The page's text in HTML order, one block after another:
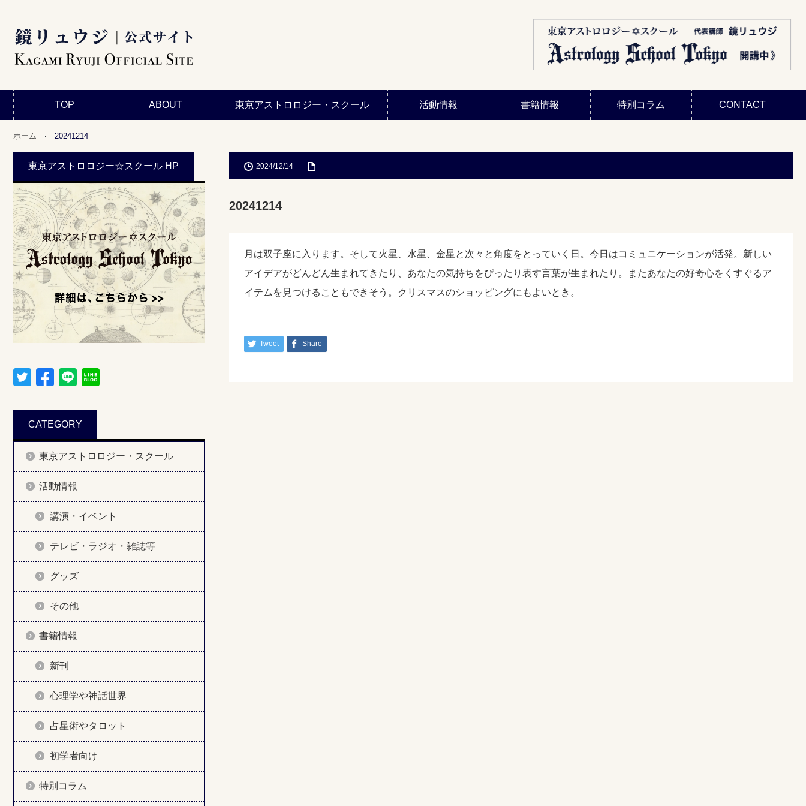
TOP ABOUT 東京アストロロジー・スクール 活動情報 書籍情報 特別コラム CONTACT
ホーム 20241214
2024/12/14
20241214
月は双子座に入ります。そして火星、水星、金星と次々と角度をとっていく日。今日はコミュニケーションが活発。新しい
アイデアがどんどん生まれてきたり、あなたの気持ちをぴったり表す言葉が生まれたり。またあなたの好奇心をくすぐるア
イテムを見つけることもできそう。クリスマスのショッピングにもよいとき。
Tweet Share
東京アストロロジー☆スクール HP
CATEGORY
東京アストロロジー・スクール
活動情報
講演・イベント
テレビ・ラジオ・雑誌等
グッズ
その他
書籍情報
新刊
心理学や神話世界
占星術やタロット
初学者向け
特別コラム